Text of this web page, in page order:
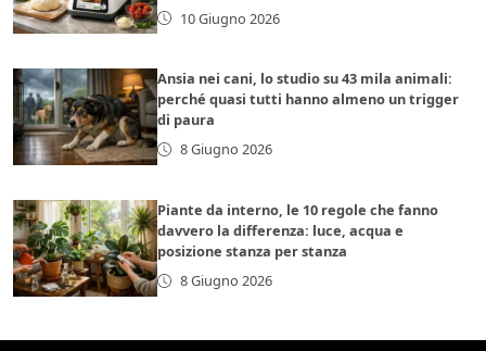
10 Giugno 2026
Ansia nei cani, lo studio su 43 mila animali:
perché quasi tutti hanno almeno un trigger
di paura
8 Giugno 2026
Piante da interno, le 10 regole che fanno
davvero la differenza: luce, acqua e
posizione stanza per stanza
8 Giugno 2026